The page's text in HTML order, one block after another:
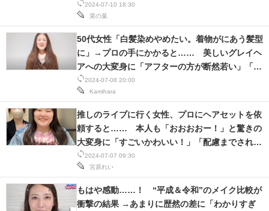
ITエンジニア向け専門サイト
企業向けIT製品の総合サイト
IT製品の技術・比較・事例
製造業のIT導入・活用を支援
モノづくり技術者専門サイト
エレクトロニクス専門サイト
電子設計の基本と応用
エネルギーの専門メディア
2024-07-10 18:30
菜の葉
ペイン】
2024-07-08 20:00
Kamihara
50代女性「白髪染めやめたい。着物がにあう髪型
に」→プロの手にかかると…… 美しいグレイヘ
アへの大変身に「アフターの方が断然若い」「女
優さんのよう！」
2024-07-07 09:30
宮原れい
推しのライブに行く女性、プロにヘアセットを依
頼すると…… 本人も「おおおおー！」と驚きの
大変身に「すごいかわいい！」「配慮までされて
て本当に素敵」
もはや感動……！ “平成＆令和”のメイク比較が
衝撃の結果 →あまりに歴然の差に「わかりすぎ